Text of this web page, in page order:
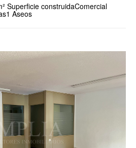
Superficie construidaComercial
1 Aseos